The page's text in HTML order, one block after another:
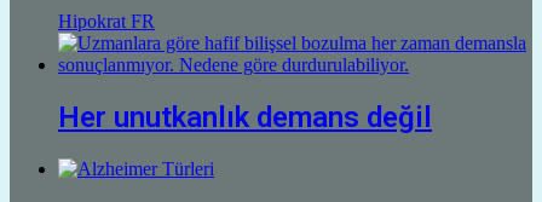
Hipokrat FR
Her unutkanlık demans değil